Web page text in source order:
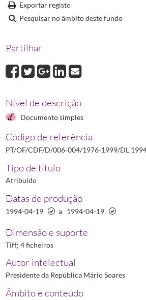
DL 1994-04-19_n101
DL 1994-04-28_n111
Decreto-Lei N.º
(...)
DL 1999-06-24_n232
Exportar registo
Pesquisar no âmbito deste fundo
Partilhar
Nível de descrição
Documento simples
Código de referência
PT/OF/CDF/D/006-004/1976-1999/DL
Tipo de título
Atribuído
Datas de produção
1994-04-19 a 1994-04-19
Dimensão e suporte
Tiff; 4 ficheiros
Autor intelectual
Presidente da República Mário Soares
Âmbito e conteúdo